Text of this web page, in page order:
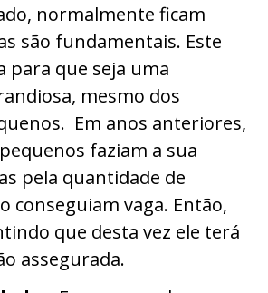
normalmente ficam
são fundamentais. Este
para que seja uma
mesmo dos
Em anos anteriores,
faziam a sua
pela quantidade de
conseguiam vaga. Então,
que desta vez ele terá
assegurada.